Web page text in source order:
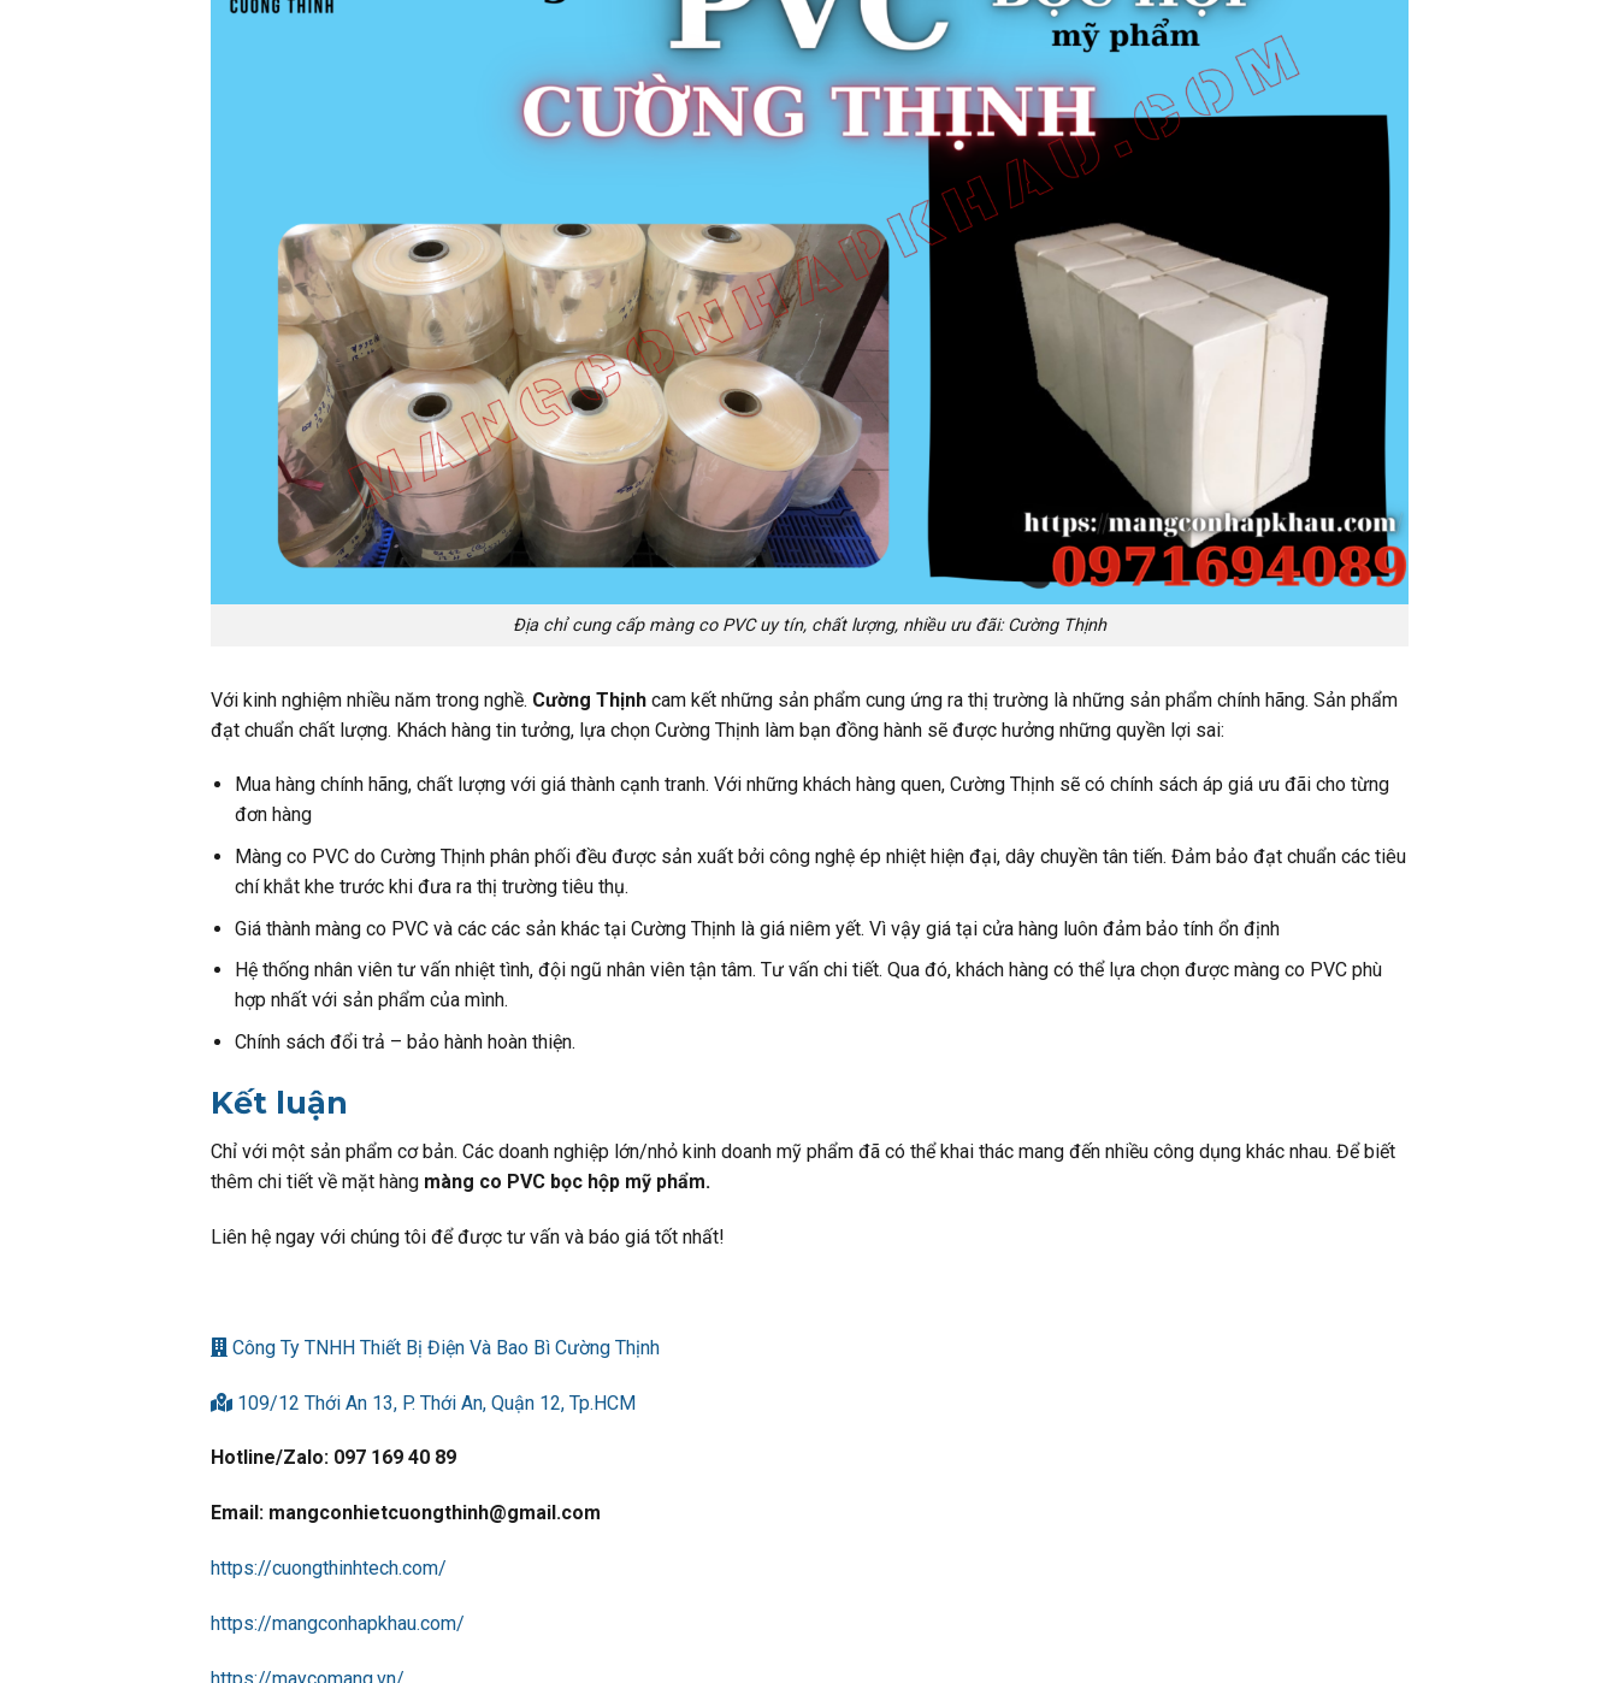
Địa chỉ cung cấp màng co PVC uy tín, chất lượng, nhiều ưu đãi: Cường Thịnh
Với kinh nghiệm nhiều năm trong nghề. Cường Thịnhcam kết những sản phẩm cung ứng ra thị trường là những sản phẩm chính hãng. Sản phẩm
đạt chuẩn chất lượng. Khách hàng tin tưởng, lựa chọn Cường Thịnh làm bạn đồng hành sẽ được hưởng những quyền lợi sai:
Mua hàng chính hãng, chất lượng với giá thành cạnh tranh. Với những khách hàng quen, Cường Thịnh sẽ có chính sách áp giá ưu đãi cho từng
đơn hàng
Màng co PVC do Cường Thịnh phân phối đều được sản xuất bởi công nghệ ép nhiệt hiện đại, dây chuyền tân tiến. Đảm bảo đạt chuẩn các tiêu
chí khắt khe trước khi đưa ra thị trường tiêu thụ.
Giá thành màng co PVC và các các sản khác tại Cường Thịnh là giá niêm yết. Vì vậy giá tại cửa hàng luôn đảm bảo tính ổn định
Hệ thống nhân viên tư vấn nhiệt tình, đội ngũ nhân viên tận tâm. Tư vấn chi tiết. Qua đó, khách hàng có thể lựa chọn được màng co PVC phù
hợp nhất với sản phẩm của mình.
Chính sách đổi trả – bảo hành hoàn thiện.
Kết luận
Chỉ với một sản phẩm cơ bản. Các doanh nghiệp lớn/nhỏ kinh doanh mỹ phẩm đã có thể khai thác mang đến nhiều công dụng khác nhau. Để biết
thêm chi tiết về mặt hàng màng co PVC bọc hộp mỹ phẩm.
Liên hệ ngay với chúng tôi để được tư vấn và báo giá tốt nhất!
Công Ty TNHH Thiết Bị Điện Và Bao Bì Cường Thịnh
109/12 Thới An 13, P. Thới An, Quận 12, Tp.HCM
Hotline/Zalo: 097 169 40 89
Email: mangconhietcuongthinh@gmail.com
https://cuongthinhtech.com/
https://mangconhapkhau.com/
https://maycomang.vn/